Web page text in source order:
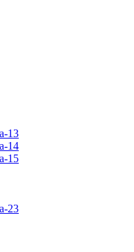
13
14
15
23